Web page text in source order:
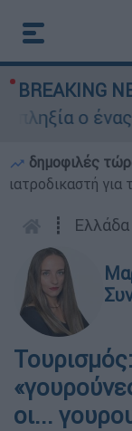
BREAKING
ο ένας και
δημοφιλές
ιατροδικαστή
┋ Ελλάδα
οι...